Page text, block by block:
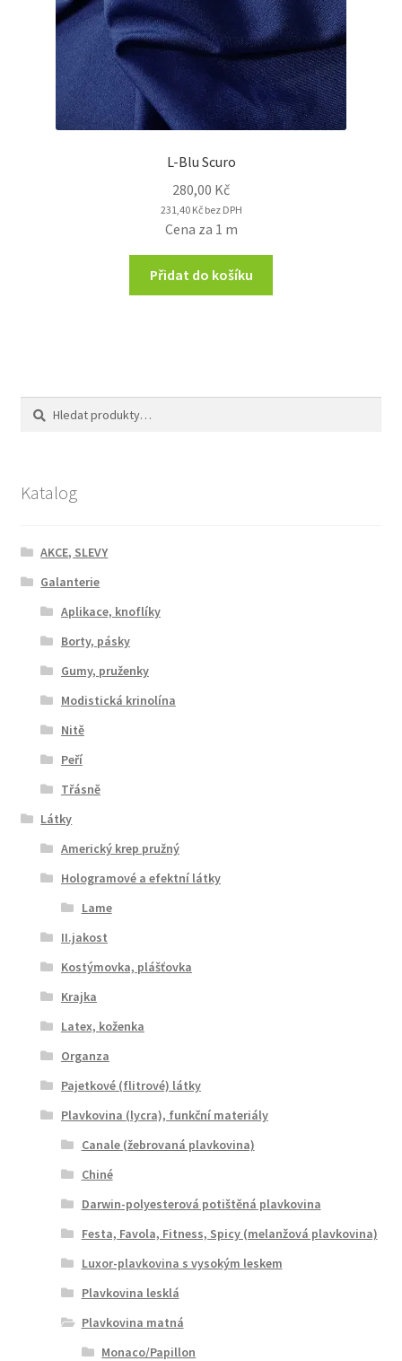
L-Blu Scuro
280,00 Kč
231,40 Kčbez DPH
Cena za 1 m
Přidat do košíku
Hledat:
Hledat
Katalog
AKCE, SLEVY
Galanterie
Aplikace, knoflíky
Borty, pásky
Gumy, pruženky
Modistická krinolína
Nitě
Peří
Třásně
Látky
Americký krep pružný
Hologramové a efektní látky
Lame
II.jakost
Kostýmovka, plášťovka
Krajka
Latex, koženka
Organza
Pajetkové (flitrové) látky
Plavkovina (lycra), funkční materiály
Canale (žebrovaná plavkovina)
Chiné
Darwin-polyesterová potištěná plavkovina
Festa, Favola, Fitness, Spicy (melanžová plavkovina)
Luxor-plavkovina s vysokým leskem
Plavkovina lesklá
Plavkovina matná
Monaco/Papillon